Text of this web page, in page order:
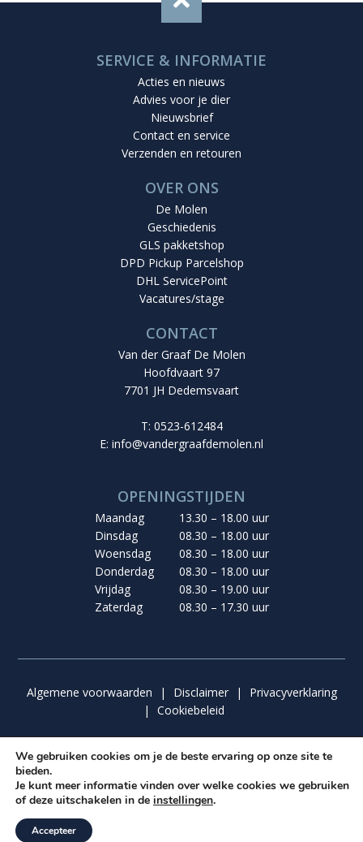
SERVICE & INFORMATIE
Acties en nieuws
Advies voor je dier
Nieuwsbrief
Contact en service
Verzenden en retouren
OVER ONS
De Molen
Geschiedenis
GLS pakketshop
DPD Pickup Parcelshop
DHL ServicePoint
Vacatures/stage
CONTACT
Van der Graaf De Molen
Hoofdvaart 97
7701 JH Dedemsvaart
T: 0523-612484
E: info@vandergraafdemolen.nl
OPENINGSTIJDEN
Maandag
13.30 – 18.00 uur
Dinsdag
08.30 – 18.00 uur
Woensdag
08.30 – 18.00 uur
Donderdag
08.30 – 18.00 uur
Vrijdag
08.30 – 19.00 uur
Zaterdag
08.30 – 17.30 uur
Algemene voorwaarden | Disclaimer |
Privacyverklaring
|
Cookiebeleid
© 2026 van der Graaf De Molen | Ontwerp & Realisatie:
Graafies Ontwerp&Insomedia
We gebruiken cookies om je de beste ervaring op onze site te
bieden.
Je kunt meer informatie vinden over welke cookies we gebruiken
of deze uitschakelen in de instellingen.
Accepteer